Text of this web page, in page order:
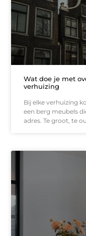
Wat doe je met
verhuizing
Bij elke verhuizing
een berg meubels
adres. Te groot, te